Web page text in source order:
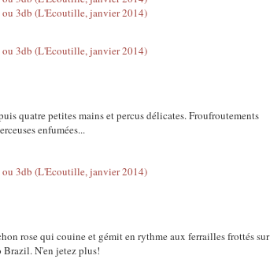
quatre petites mains et percus délicates. Froufroutements
enfumées...
rose qui couine et gémit en rythme aux ferrailles frottés sur
Brazil. N'en jetez plus!